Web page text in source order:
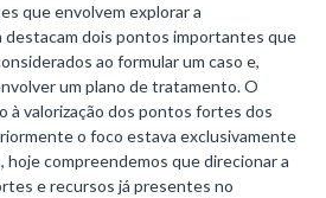
que envolvem explorar a
destacam dois pontos importantes que
ao formular um caso e,
um plano de tratamento. O
à valorização dos pontos fortes dos
o foco estava exclusivamente
hoje compreendemos que direcionar a
e recursos já presentes no